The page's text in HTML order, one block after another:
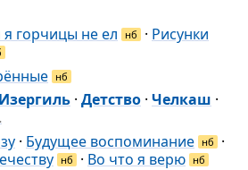
горчицы не ел нб · Рисунки
нб
· Детство · Челкаш ·
· Будущее воспоминание нб
·
нб · Во что я верю нб